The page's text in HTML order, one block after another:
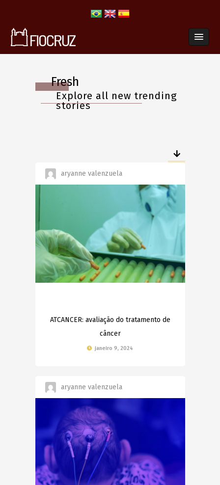
Fresh
Explore all new trending
stories
aryanne valenzuela
ATCANCER: avaliação do tratamento de
câncer
janeiro 9, 2024
aryanne valenzuela